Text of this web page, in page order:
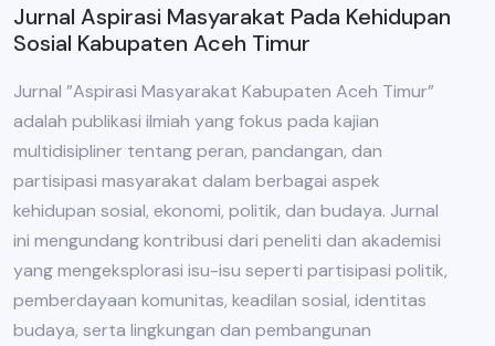
Jurnal Aspirasi Masyarakat Pada Kehidupan
Sosial Kabupaten Aceh Timur
Jurnal ”Aspirasi Masyarakat Kabupaten Aceh Timur”
adalah publikasi ilmiah yang fokus pada kajian
multidisipliner tentang peran, pandangan, dan
partisipasi masyarakat dalam berbagai aspek
kehidupan sosial, ekonomi, politik, dan budaya. Jurnal
ini mengundang kontribusi dari peneliti dan akademisi
yang mengeksplorasi isu-isu seperti partisipasi politik,
pemberdayaan komunitas, keadilan sosial, identitas
budaya, serta lingkungan dan pembangunan